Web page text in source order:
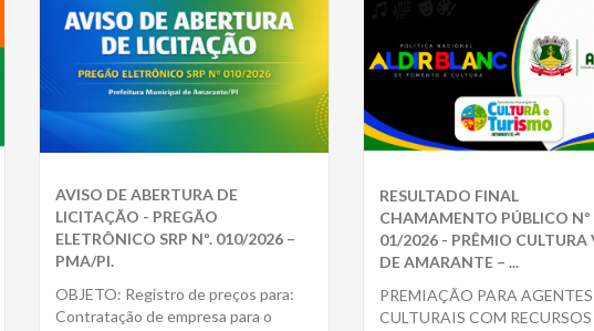
AVISO DE ABERTURA DE
LICITAÇÃO - PREGÃO
ELETRÔNICO SRP Nº. 010/2026 –
PMA/PI.
OBJETO: Registro de preços para:
Contratação de empresa para o
RESULTADO FINAL
CHAMAMENTO PÚBLICO Nº
01/2026 - PRÊMIO CULTURA
DE AMARANTE – ...
PREMIAÇÃO PARA AGENTES
CULTURAIS COM